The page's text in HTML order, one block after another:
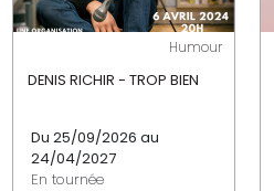
Humour
DENIS RICHIR - TROP BIEN
Du 25/09/2026 au
24/04/2027
En tournée